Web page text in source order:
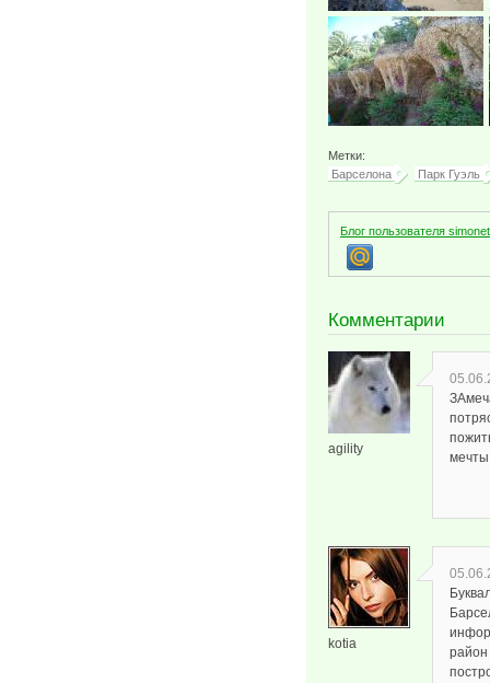
Метки:
Барселона
Парк Гуэль
Блог пользователя
Комментарии
agility
kotia